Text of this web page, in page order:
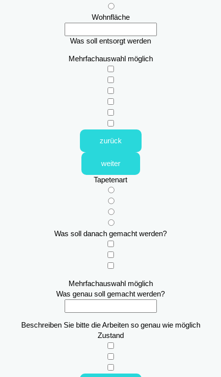
Wohnfläche
Was soll entsorgt werden
Mehrfachauswahl möglich
zurück
weiter
Tapetenart
Was soll danach gemacht werden?
Mehrfachauswahl möglich
Was genau soll gemacht werden?
Beschreiben Sie bitte die Arbeiten so genau wie möglich
Zustand